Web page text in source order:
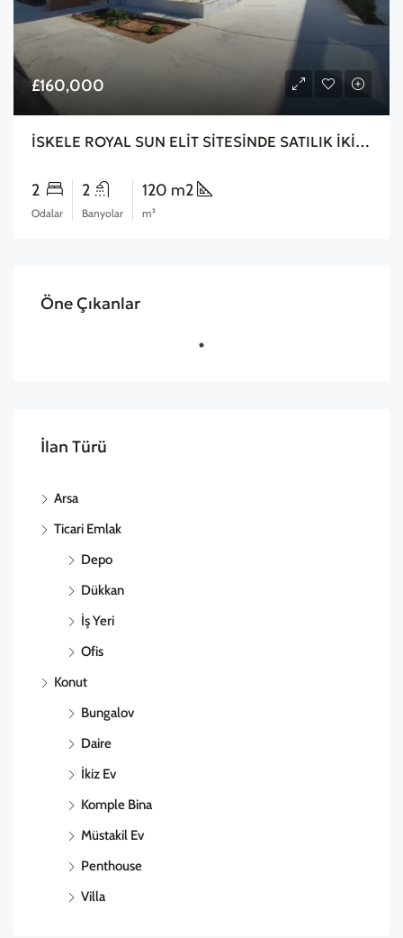
£160,000
İSKELE ROYAL SUN ELİT SİTESİNDE SATILIK İKİZ VİLLA 3+1
2
Odalar
2
Banyolar
120 m2
m²
Öne Çıkanlar
İlan Türü
Arsa
Ticari Emlak
Depo
Dükkan
İş Yeri
Ofis
Konut
Bungalov
Daire
İkiz Ev
Komple Bina
Müstakil Ev
Penthouse
Villa